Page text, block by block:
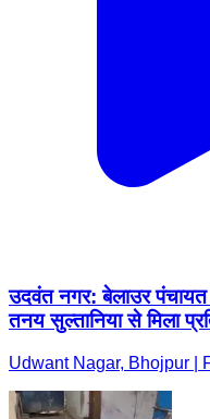
उदवंत नगर: बेलाउर
तनय सुल्तानिया से मिला
Udwant Nagar, Bhojpur |